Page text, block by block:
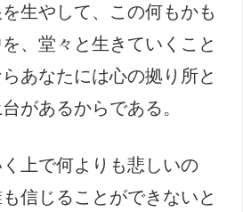
生やして、この何もかも
、堂々と生きていくこと
あなたには心の拠り所と
があるからである。
上で何よりも悲しいの
信じることができないと